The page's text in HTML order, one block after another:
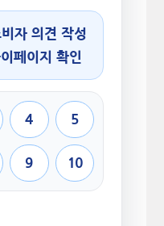
자 의견 작성
페이지 확인
4 5
9 10